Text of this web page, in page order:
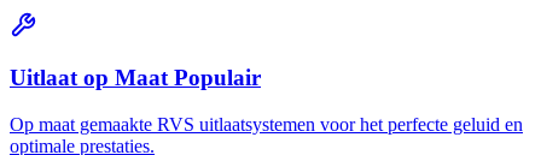
Uitlaat op MaatPopulair
Op maat gemaakte RVS uitlaatsystemen voor het perfecte geluid en
optimale prestaties.